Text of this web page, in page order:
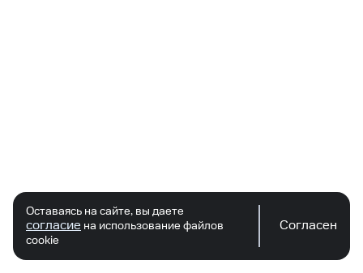
Оставаясь на сайте, вы даете
согласие на использование файлов
cookie
Согласен